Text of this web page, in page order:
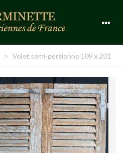
> Volet semi-persienne 109 x 201